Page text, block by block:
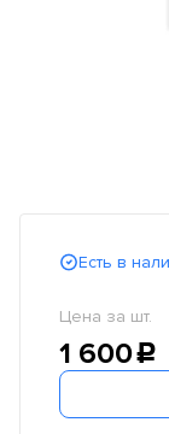
Есть в
Цена за шт.
1 600c